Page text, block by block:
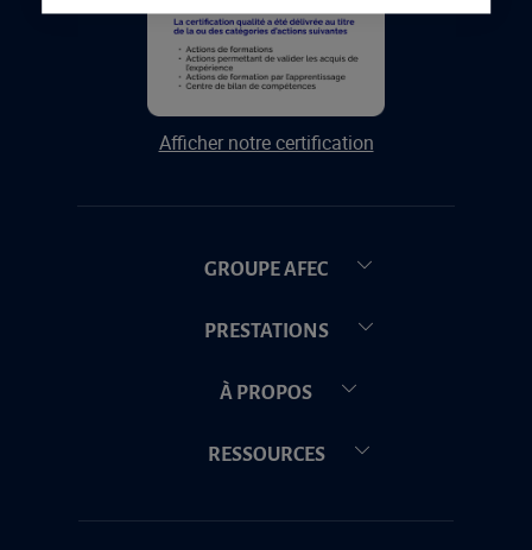
Afficher notre certification
GROUPE AFEC
PRESTATIONS
À PROPOS
RESSOURCES